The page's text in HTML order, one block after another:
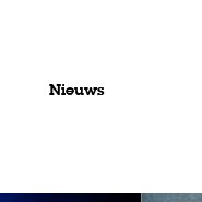
Nieuws